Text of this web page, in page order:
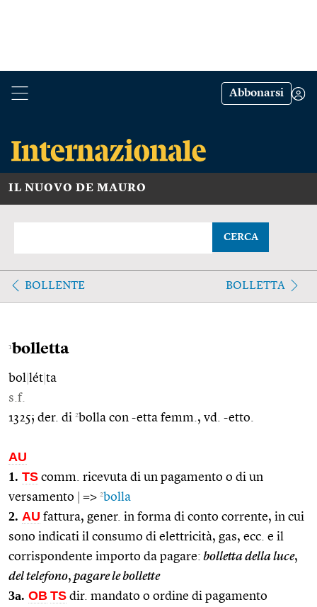
Abbonarsi
IL NUOVO DE MAURO
CERCA
BOLLENTE BOLLETTA
1bolletta
bol lét ta
s.f.
1325; der. di 2bolla con -etta femm., vd. -etto.
AU
1. TS comm. ricevuta di un pagamento o di un
versamento
=> 2bolla
2. AU fattura, gener. in forma di conto corrente, in cui
sono indicati il consumo di elettricità, gas, ecc. e il
corrispondente importo da pagare: bolletta della luce,
del telefono, pagare le bollette
3a. OB TS dir. mandato o ordine di pagamento